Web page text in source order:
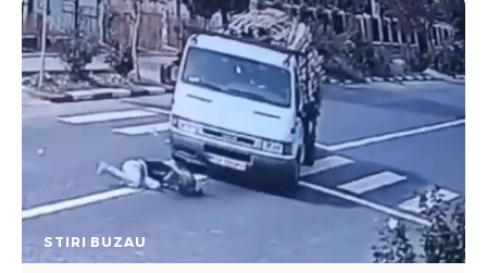
STIRI BUZAU